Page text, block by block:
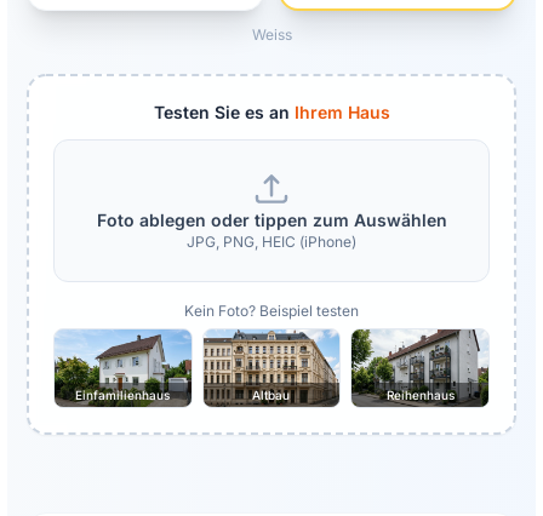
Weiss
Testen Sie es an Ihrem Haus
Foto ablegen oder tippen zum Auswählen
JPG, PNG, HEIC (iPhone)
Kein Foto? Beispiel testen
Einfamilienhaus Altbau Reihenhaus